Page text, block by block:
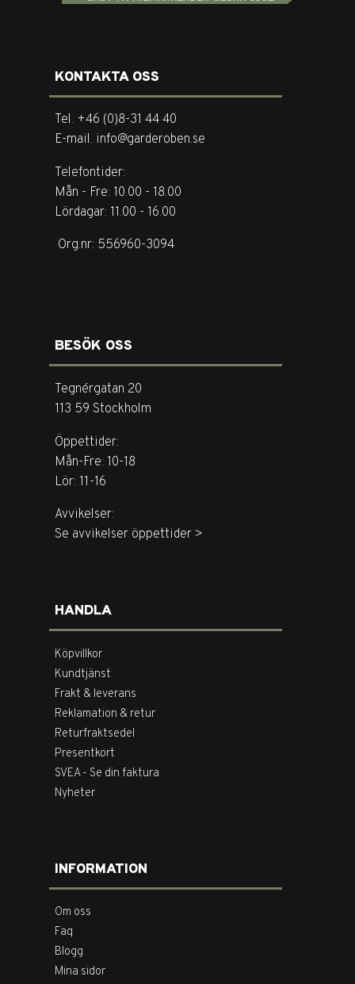
KONTAKTA OSS
Tel. +46 (0)8-31 44 40
E-mail. info@garderoben.se
Telefontider:
Mån - Fre: 10.00 - 18.00
Lördagar: 11.00 - 16.00
Org.nr: 556960-3094
BESÖK OSS
Tegnérgatan 20
113 59 Stockholm
Öppettider:
Mån-Fre: 10-18
Lör: 11-16
Avvikelser:
Se avvikelser öppettider >
HANDLA
Köpvillkor
Kundtjänst
Frakt & leverans
Reklamation & retur
Returfraktsedel
Presentkort
SVEA - Se din faktura
Nyheter
INFORMATION
Om oss
Faq
Blogg
Mina sidor